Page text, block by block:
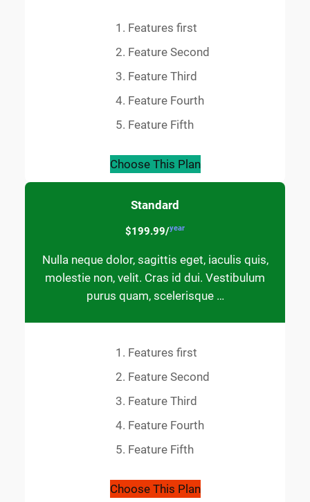
Features first
Feature Second
Feature Third
Feature Fourth
Feature Fifth
Choose This Plan
Standard
$199.99/year
Nulla neque dolor, sagittis eget, iaculis quis,
molestie non, velit. Cras id dui. Vestibulum
purus quam, scelerisque …
Features first
Feature Second
Feature Third
Feature Fourth
Feature Fifth
Choose This Plan